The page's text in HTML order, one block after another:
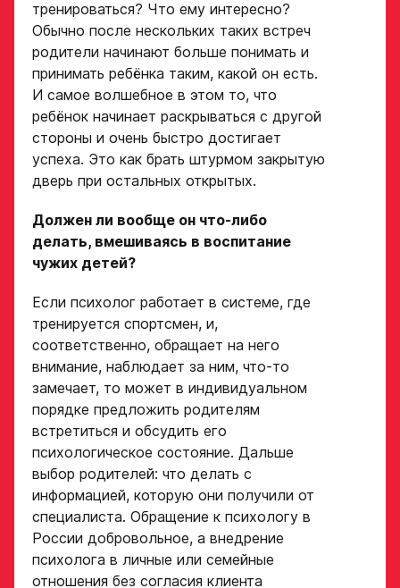
тренироваться? Что ему интересно?
Обычно после нескольких таких встреч
родители начинают больше понимать и
принимать ребёнка таким, какой он есть.
И самое волшебное в этом то, что
ребёнок начинает раскрываться с другой
стороны и очень быстро достигает
успеха. Это как брать штурмом закрытую
дверь при остальных открытых.
Должен ли вообще он что-либо
делать, вмешиваясь в воспитание
чужих детей?
Если психолог работает в системе, где
тренируется спортсмен, и,
соответственно, обращает на него
внимание, наблюдает за ним, что-то
замечает, то может в индивидуальном
порядке предложить родителям
встретиться и обсудить его
психологическое состояние. Дальше
выбор родителей: что делать с
информацией, которую они получили от
специалиста. Обращение к психологу в
России добровольное, а внедрение
психолога в личные или семейные
отношения без согласия клиента
если опыта игры нет,
оставьте это поле пустым
ФИО законного
представителя
Номер телефона
представителя
Нажимая кнопку
«Отправить»,
вы принимаете
условия
обработки
персональных
Ассоциации
ХК Авангард
Отправленная заявка
попадает в базу
скаутского отдела
Академии «Авангард»
В случае положительного
ответа с законным
Название школы /
команды, за которую
играет спортсмен
в настоящее время
Хват клюшки
Нарезки игровых смен
в двух крайних играх
Поместите в строку ответа
ссылку на облачное
загружены видео
Игровой номер
ФИО законного
представителя
Номер телефона
законного
представителя
СПАСИБО ЗА ЗАЯВКУ!
Если данные ученика соответствуют
требованиям для обучения в Академии, мы
свяжемся с вами в течение 5 рабочих дней.